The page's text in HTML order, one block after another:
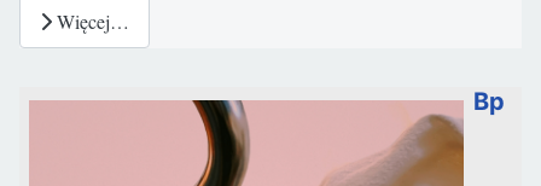
Więcej…
Bp